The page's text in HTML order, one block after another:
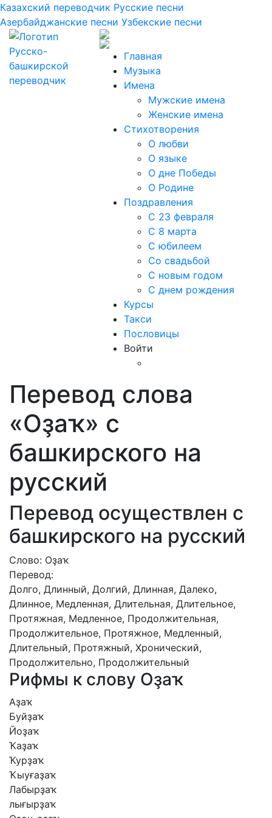
Казахский переводчик Русские песни
Азербайджанские песни Узбекские песни
Главная
Музыка
Имена
Мужские имена
Женские имена
Стихотворения
О любви
О языке
О дне Победы
О Родине
Поздравления
С 23 февраля
С 8 марта
С юбилеем
Со свадьбой
С новым годом
С днем рождения
Курсы
Такси
Пословицы
Войти
Перевод слова
«Оҙаҡ» с
башкирского на
русский
Перевод осуществлен с
башкирского на русский
Слово: Оҙаҡ
Перевод:
Долго, Длинный, Долгий, Длинная, Далеко,
Длинное, Медленная, Длительная, Длительное,
Протяжная, Медленное, Продолжительная,
Продолжительное, Протяжное, Медленный,
Длительный, Протяжный, Хронический,
Продолжительно, Продолжительный
Рифмы к слову Оҙаҡ
Аҙаҡ
Буйҙаҡ
Йоҙаҡ
Ҡаҙаҡ
Ҡурҙаҡ
Ҡыуғаҙаҡ
Лабырҙаҡ
лығырҙаҡ